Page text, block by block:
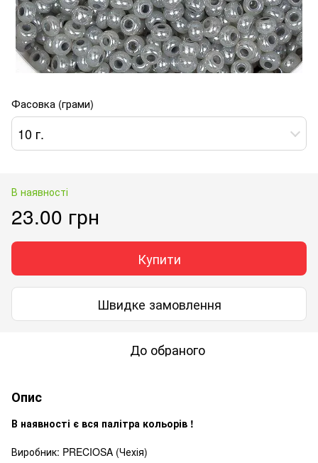
Фасовка (грами)
10 г.
В наявності
23.00 грн
Купити
Швидке замовлення
До обраного
Опис
В наявності є вся палітра кольорів !
Виробник: PRECIOSA (Чехія)